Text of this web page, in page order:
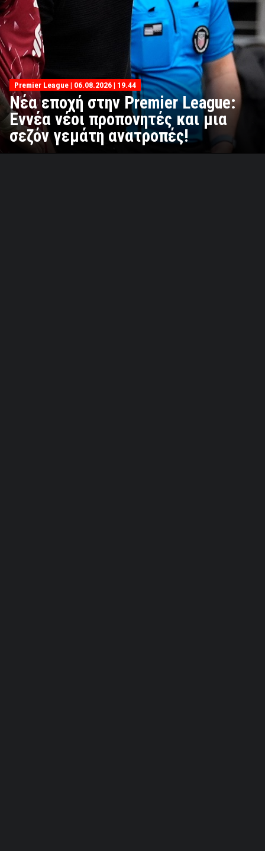
Premier League | 06.08.2026 | 19.44
Νέα εποχή στην Premier League:
Εννέα νέοι προπονητές και μια
σεζόν γεμάτη ανατροπές!